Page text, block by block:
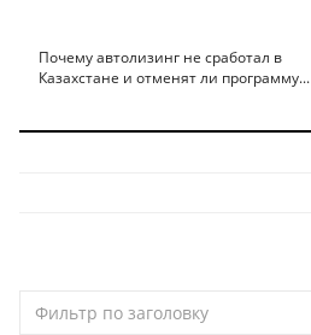
Почему автолизинг не сработал в
Казахстане и отменят ли программу...
по